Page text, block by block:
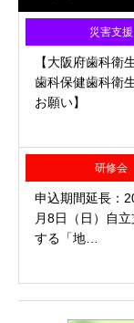
災害支援
【大阪府歯科衛
歯科保健歯科衛
お願い】
研修会
申込期間延長：
月8日（日）自
する「地…